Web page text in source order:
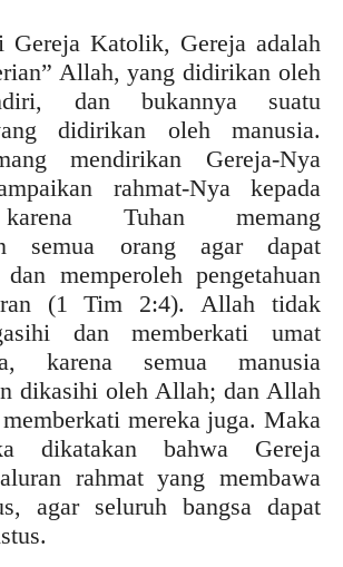
Gereja Katolik, Gereja adalah
Allah, yang didirikan oleh
dan bukannya suatu
didirikan oleh manusia.
mendirikan Gereja-Nya
rahmat-Nya kepada
Tuhan memang
semua orang agar dapat
dan memperoleh pengetahuan
(1 Tim 2:4). Allah tidak
dan memberkati umat
karena semua manusia
dikasihi oleh Allah; dan Allah
mereka juga. Maka
dikatakan bahwa Gereja
rahmat yang membawa
agar seluruh bangsa dapat